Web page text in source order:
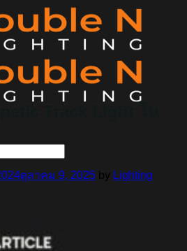
E27
AR111
ตุลาคม 9, 2025 by Lighting